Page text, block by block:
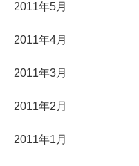
2011年5月
2011年4月
2011年3月
2011年2月
2011年1月